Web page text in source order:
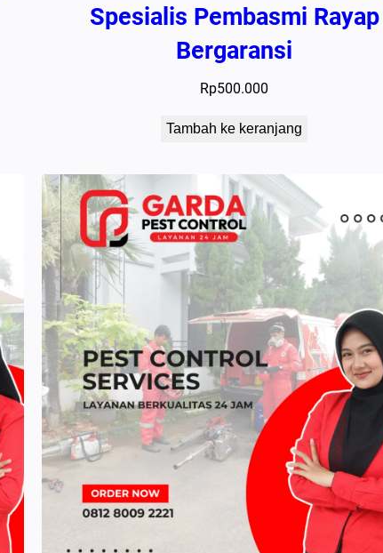
Spesialis Pembasmi Rayap
Bergaransi
Rp500.000
Tambah ke keranjang